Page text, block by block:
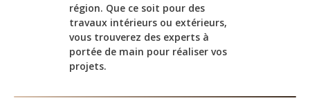
région. Que ce soit pour des
travaux intérieurs ou extérieurs,
vous trouverez des experts à
portée de main pour réaliser vos
projets.